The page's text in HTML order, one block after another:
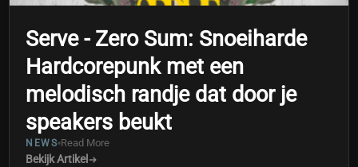
Serve - Zero Sum: Snoeiharde
Hardcorepunk met een
melodisch randje dat door je
speakers beukt
NEWS Read More
Bekijk Artikel